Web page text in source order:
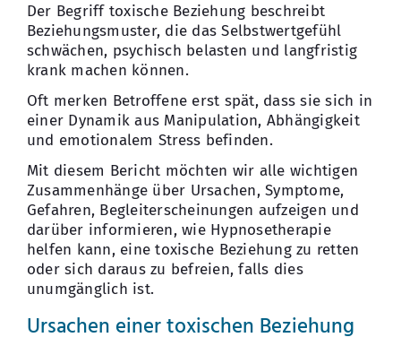
Der Begriff toxische Beziehung beschreibt
Beziehungsmuster, die das Selbstwertgefühl
schwächen, psychisch belasten und langfristig
krank machen können.
Oft merken Betroffene erst spät, dass sie sich in
einer Dynamik aus Manipulation, Abhängigkeit
und emotionalem Stress befinden.
Mit diesem Bericht möchten wir alle wichtigen
Zusammenhänge über Ursachen, Symptome,
Gefahren, Begleiterscheinungen aufzeigen und
darüber informieren, wie Hypnosetherapie
helfen kann, eine toxische Beziehung zu retten
oder sich daraus zu befreien, falls dies
unumgänglich ist.
Ursachen einer toxischen Beziehung